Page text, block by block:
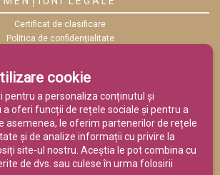
Certificat de clasificare
Politica de confidențialitate
Termeni și condiții
cookie
pentru a personaliza conținutul și
oferi funcții de rețele sociale și pentru a
asemenea, le oferim partenerilor de rețele
și de analize informații cu privire la
site-ul nostru. Aceștia le pot combina cu
de dvs. sau culese în urma folosirii